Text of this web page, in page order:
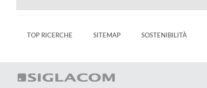
TOP RICERCHE SITEMAP SOSTENIBILITÀ